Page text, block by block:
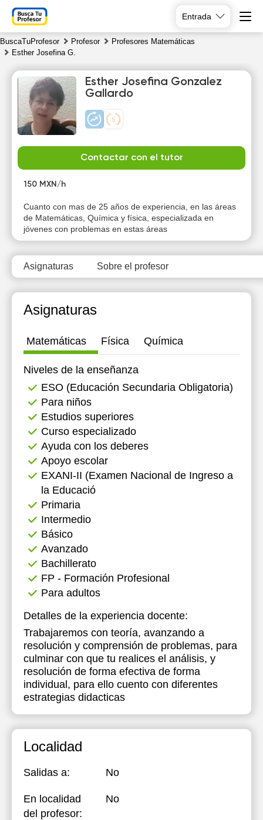
Entrada
BuscaTuProfesor Profesor
Profesores Matemáticas
Esther Josefina G.
Esther Josefina Gonzalez
Gallardo
Contactar con el tutor
150 MXN/h
Cuanto con mas de 25 años de experiencia, en las áreas
de Matemáticas, Química y física, especializada en
jóvenes con problemas en estas áreas
Asignaturas Sobre el profesor
Asignaturas
Matemáticas Física Química
Niveles de la enseñanza
ESO (Educación Secundaria Obligatoria)
Para niños
Estudios superiores
Curso especializado
Ayuda con los deberes
Apoyo escolar
EXANI-II (Examen Nacional de Ingreso a
la Educació
Primaria
Intermedio
Básico
Avanzado
Bachillerato
FP - Formación Profesional
Para adultos
Detalles de la experiencia docente:
Trabajaremos con teoría, avanzando a
resolución y comprensión de problemas, para
culminar con que tu realices el análisis, y
resolución de forma efectiva de forma
individual, para ello cuento con diferentes
estrategias didacticas
Localidad
Salidas a: No
En localidad
del profesor:
No
Sa
8
Su
9
Mo
20:00
20:30
21:00
10:30
11:00
11:30
12:00
13:30
14:00